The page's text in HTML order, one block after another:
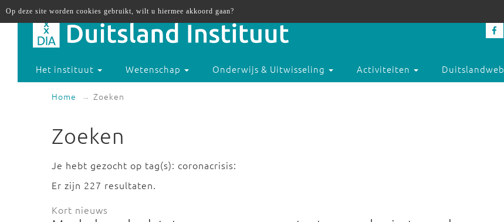
Het instituut Wetenschap Onderwijs & Uitwisseling Activiteiten Duitslandweb
Home Zoeken
Zoeken
Je hebt gezocht op tag(s): coronacrisis:
Er zijn 227 resultaten.
Kort nieuws
Op deze site worden cookies gebruikt, wilt u hiermee akkoord gaan?